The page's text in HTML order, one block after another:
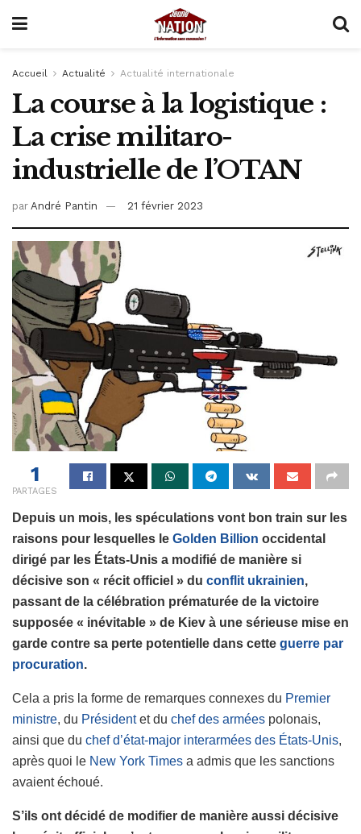
Accueil Actualité Actualité internationale
La course à la logistique :
La crise militaro-
industrielle de l’OTAN
par André Pantin 21 février 2023
1
PARTAGES
Depuis un mois, les spéculations vont bon train sur les
raisons pour lesquelles le Golden Billion occidental
dirigé par les États-Unis a modifié de manière si
décisive son « récit officiel » du conflit ukrainien,
passant de la célébration prématurée de la victoire
supposée « inévitable » de Kiev à une sérieuse mise en
garde contre sa perte potentielle dans cette guerre par
procuration.
Cela a pris la forme de remarques connexes du Premier
ministre, du Présidentet du chef des armées polonais,
ainsi que du chef d’état-major interarmées des États-Unis,
après quoi le New York Times a admis que les sanctions
avaient échoué.
S’ils ont décidé de modifier de manière aussi décisive